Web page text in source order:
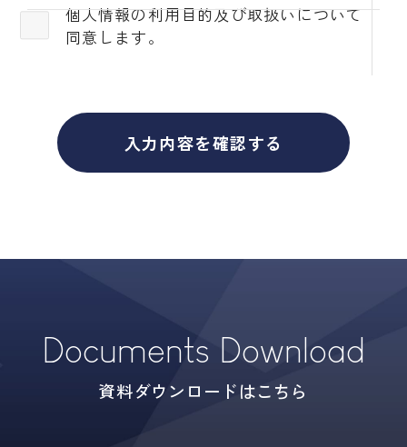
個人情報の利用目的及び取扱いについて
同意します。
入力内容を確認する
当社では法律・法令などに基づく場合を除きまして
は、お預かりしました個人情報は、本人の同意を得
本業務の委託について
個人情報の取扱いにつきましては、お客様へのサー
ビス向上と業務の適正化などを行うためお預かりし
した上安全レベルの管理向上に勤めます。
を提供いただけない場合は、該当事項につきまして
当社からの情報やサービスなどのご提供が出来ない
場合がございます。
Documents Download
資料ダウンロードはこちら